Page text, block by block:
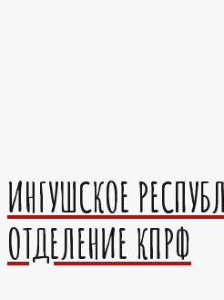
ИНГУШСКОЕ
ОТДЕЛЕНИЕ КПРФ